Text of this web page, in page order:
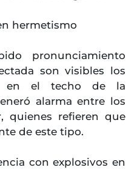
hermetismo
pronunciamiento
son visibles los
en el techo de la
alarma entre los
quienes refieren que
de este tipo.
con explosivos en